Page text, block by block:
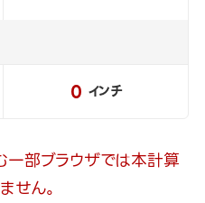
0 インチ
部ブラウザでは本計算
せん。